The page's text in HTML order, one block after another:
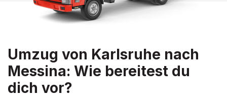
Umzug von Karlsruhe nach
Messina: Wie bereitest du
dich vor?